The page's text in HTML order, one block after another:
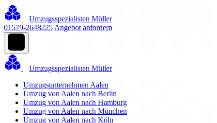
Umzugsspezialisten Müller
01579-2648225 Angebot anfordern
Umzugsspezialisten Müller
Umzugsunternehmen Aalen
Umzug von Aalen nach Berlin
Umzug von Aalen nach Hamburg
Umzug von Aalen nach München
Umzug von Aalen nach Köln